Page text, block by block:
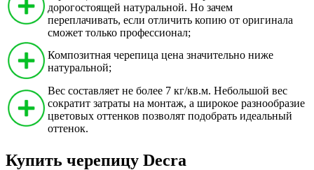
дорогостоящей натуральной. Но зачем
переплачивать, если отличить копию от оригинала
сможет только профессионал;
Композитная черепица цена значительно ниже
натуральной;
Вес составляет не более 7 кг/кв.м. Небольшой вес
сократит затраты на монтаж, а широкое разнообразие
цветовых оттенков позволят подобрать идеальный
оттенок.
Купить черепицу Decra